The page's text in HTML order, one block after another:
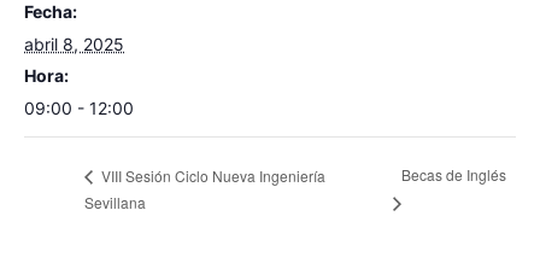
Fecha:
abril 8, 2025
Hora:
09:00 - 12:00
VIII Sesión Ciclo Nueva Ingeniería
Sevillana
Becas de Inglés